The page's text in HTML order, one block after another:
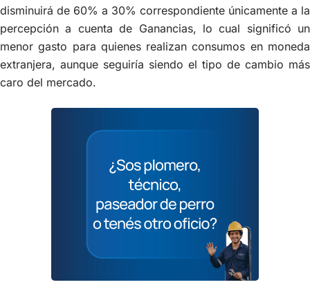
disminuirá de 60% a 30% correspondiente únicamente a la
percepción a cuenta de Ganancias, lo cual significó un
menor gasto para quienes realizan consumos en moneda
extranjera, aunque seguiría siendo el tipo de cambio más
caro del mercado.